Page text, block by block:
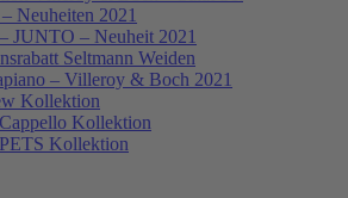
Neuheiten 2021
JUNTO – Neuheit 2021
Seltmann Weiden
– Villeroy & Boch 2021
Kollektion
Kollektion
Kollektion